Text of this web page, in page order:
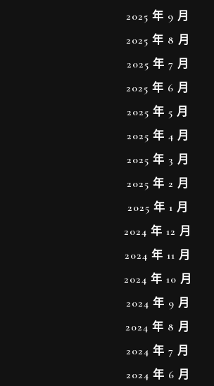
2025 年 9 月
2025 年 8 月
2025 年 7 月
2025 年 6 月
2025 年 5 月
2025 年 4 月
2025 年 3 月
2025 年 2 月
2025 年 1 月
2024 年 12 月
2024 年 11 月
2024 年 10 月
2024 年 9 月
2024 年 8 月
2024 年 7 月
2024 年 6 月